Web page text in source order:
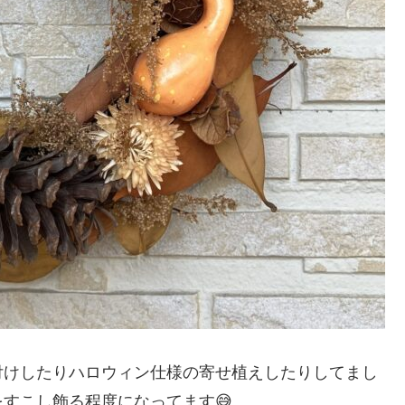
したりハロウィン仕様の寄せ植えしたりしてまし